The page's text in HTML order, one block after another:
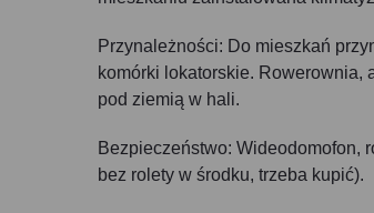
Przynależności: Do mieszkań
komórki lokatorskie. Rowerownia,
pod ziemią w hali.
Bezpieczeństwo: Wideodomofon,
bez rolety w środku, trzeba kupić).